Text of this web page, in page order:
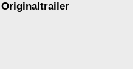
Originaltrailer